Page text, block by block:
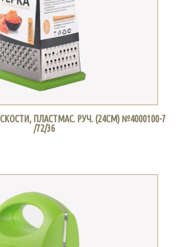
ПЛАСТМАС. РУЧ. (24СМ) №4000100-7
/72/36